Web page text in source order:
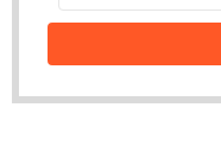
email